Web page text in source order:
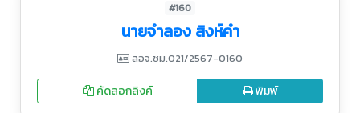
#160
นายจำลอง สิงห์คำ
สอจ.ชม.021/2567-0160
คัดลอกลิงค์ พิมพ์